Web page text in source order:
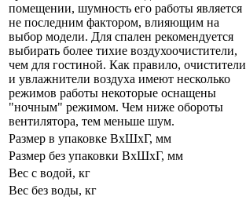
помещении, шумность его работы является
не последним фактором, влияющим на
выбор модели. Для спален рекомендуется
выбирать более тихие воздухоочистители,
чем для гостиной. Как правило, очистители
и увлажнители воздуха имеют несколько
режимов работы некоторые оснащены
"ночным" режимом. Чем ниже обороты
вентилятора, тем меньше шум.
Размер в упаковке ВхШхГ, мм
Размер без упаковки ВхШхГ, мм
Вес с водой, кг
Вес без воды, кг